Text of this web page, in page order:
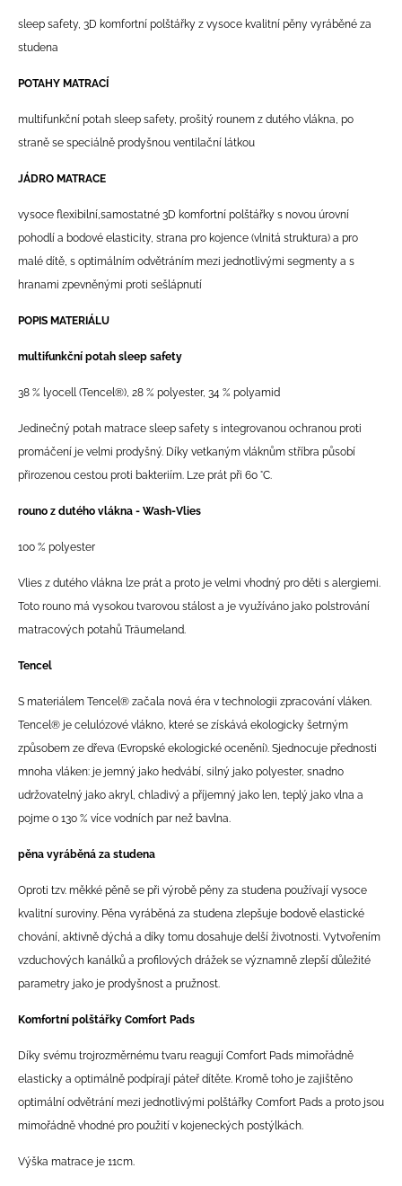
sleep safety, 3D komfortní polštářky z vysoce kvalitní pěny vyráběné za
studena
POTAHY MATRACÍ
multifunkční potah sleep safety, prošitý rounem z dutého vlákna, po
straně se speciálně prodyšnou ventilační látkou
JÁDRO MATRACE
vysoce flexibilní,samostatné 3D komfortní polštářky s novou úrovní
pohodlí a bodové elasticity, strana pro kojence (vlnitá struktura) a pro
malé dítě, s optimálním odvětráním mezi jednotlivými segmenty a s
hranami zpevněnými proti sešlápnutí
POPIS MATERIÁLU
multifunkční potah sleep safety
38 % lyocell (Tencel®), 28 % polyester, 34 % polyamid
Jedinečný potah matrace sleep safety s integrovanou ochranou proti
promáčení je velmi prodyšný. Díky vetkaným vláknům stříbra působí
přirozenou cestou proti bakteriím. Lze prát při 60 °C.
rouno z dutého vlákna - Wash-Vlies
100 % polyester
Vlies z dutého vlákna lze prát a proto je velmi vhodný pro děti s alergiemi.
Toto rouno má vysokou tvarovou stálost a je využíváno jako polstrování
matracových potahů Träumeland.
Tencel
S materiálem Tencel® začala nová éra v technologii zpracování vláken.
Tencel® je celulózové vlákno, které se získává ekologicky šetrným
způsobem ze dřeva (Evropské ekologické ocenění). Sjednocuje přednosti
mnoha vláken: je jemný jako hedvábí, silný jako polyester, snadno
udržovatelný jako akryl, chladivý a příjemný jako len, teplý jako vlna a
pojme o 130 % více vodních par než bavlna.
pěna vyráběná za studena
Oproti tzv. měkké pěně se při výrobě pěny za studena používají vysoce
kvalitní suroviny. Pěna vyráběná za studena zlepšuje bodově elastické
chování, aktivně dýchá a díky tomu dosahuje delší životnosti. Vytvořením
vzduchových kanálků a profilových drážek se významně zlepší důležité
parametry jako je prodyšnost a pružnost.
Komfortní polštářky Comfort Pads
Díky svému trojrozměrnému tvaru reagují Comfort Pads mimořádně
elasticky a optimálně podpírají páteř dítěte. Kromě toho je zajištěno
optimální odvětrání mezi jednotlivými polštářky Comfort Pads a proto jsou
mimořádně vhodné pro použití v kojeneckých postýlkách.
Výška matrace je 11cm.